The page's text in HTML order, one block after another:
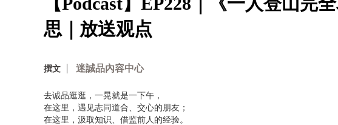
思｜放送观点
撰文 迷誠品內容中心
去诚品逛逛，一晃就是一下午，
在这里，遇见志同道合、交心的朋友；
在这里，汲取知识、借监前人的经验。